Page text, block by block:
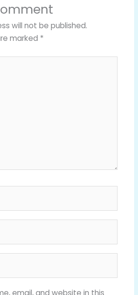
will not be published.
marked *
email, and website in this